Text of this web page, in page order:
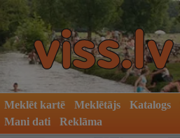
Meklēt kartē Meklētājs Katalogs
Mani dati
Reklāma